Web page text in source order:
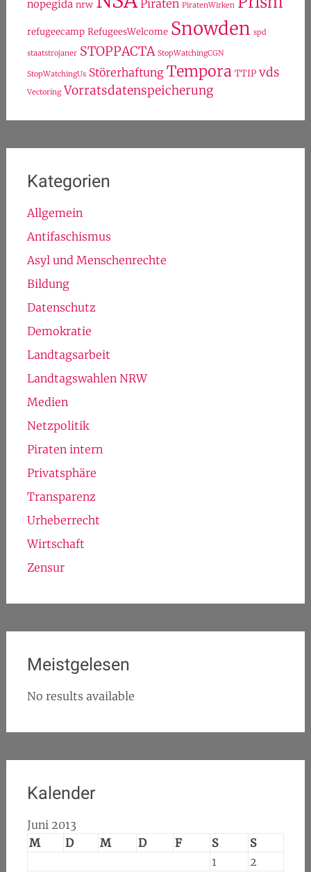
nopegida nrw Piraten PiratenWirken
refugeecamp RefugeesWelcome Snowden spd
staatstrojaner STOPPACTA StopWatchingCGN
StopWatchingUs Störerhaftung Tempora TTIP vds
Vectoring Vorratsdatenspeicherung
Kategorien
Allgemein
Antifaschismus
Asyl und Menschenrechte
Bildung
Datenschutz
Demokratie
Landtagsarbeit
Landtagswahlen NRW
Medien
Netzpolitik
Piraten intern
Privatsphäre
Transparenz
Urheberrecht
Wirtschaft
Zensur
Meistgelesen
No results available
Kalender
Juni 2013
M
D M D F S
S
1
2